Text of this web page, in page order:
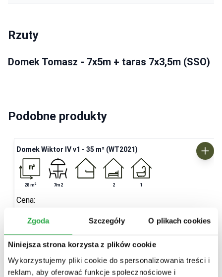
Zgoda Szczegóły O plikach cookies
Niniejsza strona korzysta z plików cookie
Wykorzystujemy pliki cookie do spersonalizowania treści i
reklam, aby oferować funkcje społecznościowe i
Rzuty
Domek Tomasz - 7x5m + taras 7x3,5m (SSO)
Podobne produkty
Domek Wiktor IV v1 - 35 m² (WT2021)
28 m2 7m2 2 1
Cena:
154 600,00 zł
Dostosuj projekt